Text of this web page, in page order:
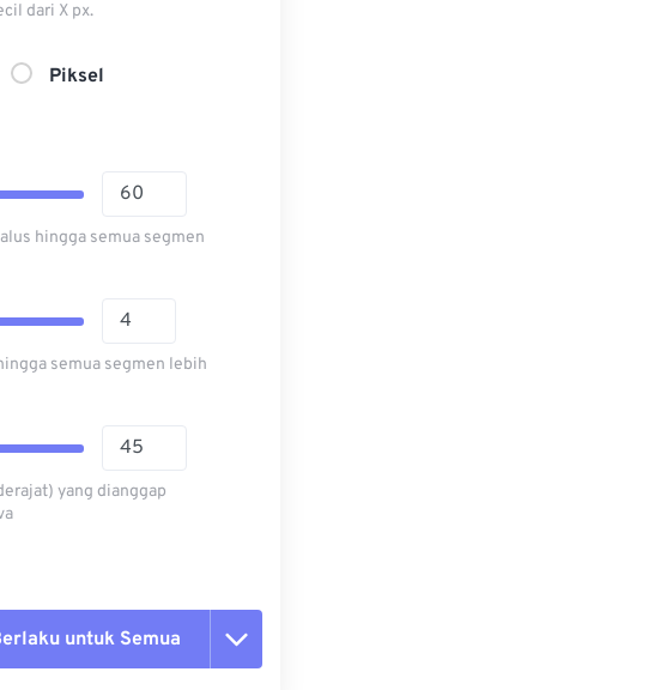
dari X px.
Piksel
hingga semua segmen
semua segmen lebih
yang dianggap
untuk Semua